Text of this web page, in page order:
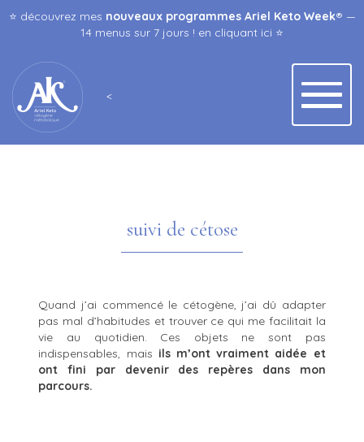
⭐️ découvrez mes nouveaux programmes Ariel Keto Week® —
14 menus sur 7 jours ! en cliquant ici ⭐️
<
suivi de cétose
Quand j’ai commencé le cétogène, j’ai dû adapter
pas mal d’habitudes et trouver ce qui me facilitait la
vie au quotidien. Ces objets ne sont pas
indispensables, mais ils m’ont vraiment aidée et
ont fini par devenir des repères dans mon
parcours.